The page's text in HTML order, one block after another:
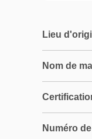
Lieu
Nom de
Numéro